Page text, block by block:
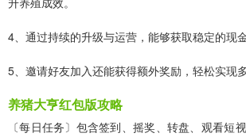
4、通过持续的升级与运营，能够获取稳定的现
5、邀请好友加入还能获得额外奖励，轻松实现
养猪大亨红包版攻略
〔每日任务〕包含签到、摇奖、转盘、观看短